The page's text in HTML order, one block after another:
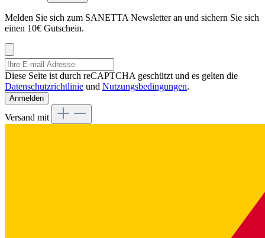
Melden Sie sich zum SANETTA Newsletter an und sichern Sie sich
einen 10€ Gutschein.
Diese Seite ist durch reCAPTCHA geschützt und es gelten die
Datenschutzrichtlinie und Nutzungsbedingungen.
Anmelden
Versand mit